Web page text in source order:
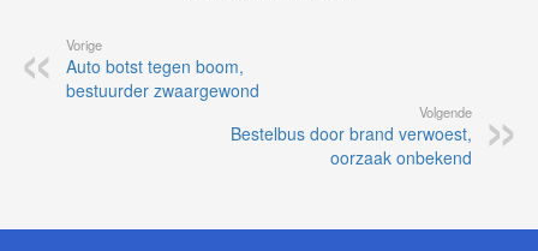
Vorige
Auto botst tegen boom,
bestuurder zwaargewond
Volgende
Bestelbus door brand verwoest,
oorzaak onbekend